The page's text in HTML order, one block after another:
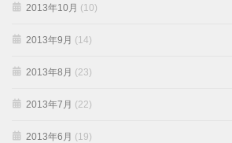
2013年10月 (10)
2013年9月 (14)
2013年8月 (23)
2013年7月 (22)
2013年6月 (19)